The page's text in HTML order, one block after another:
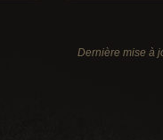
Dernière mise à